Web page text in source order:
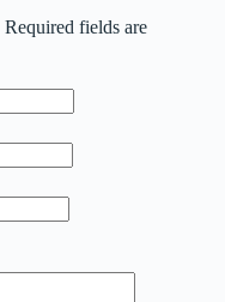
Required fields are